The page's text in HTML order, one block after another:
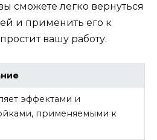
сможете легко вернуться
и применить его к
вашу работу.
эффектами и
применяемыми к